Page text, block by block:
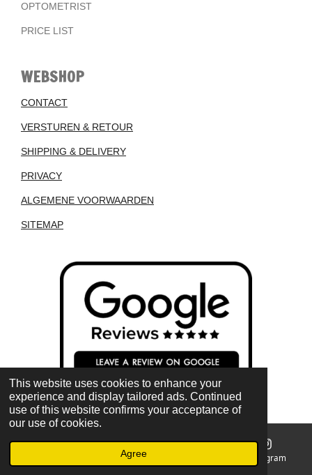
This website uses cookies to enhance your
experience and display tailored ads. Continued
use of this website confirms your acceptance of
our use of cookies.
Agree
OPTOMETRIST
PRICE LIST
WEBSHOP
CONTACT
VERSTUREN & RETOUR
SHIPPING & DELIVERY
PRIVACY
ALGEMENE VOORWAARDEN
SITEMAP
Phone Instagram